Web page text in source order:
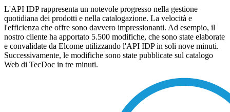
L'API IDP rappresenta un notevole progresso nella gestione
quotidiana dei prodotti e nella catalogazione. La velocità e
l'efficienza che offre sono davvero impressionanti. Ad esempio, il
nostro cliente ha apportato 5.500 modifiche, che sono state elaborate
e convalidate da Elcome utilizzando l'API IDP in soli nove minuti.
Successivamente, le modifiche sono state pubblicate sul catalogo
Web di TecDoc in tre minuti.